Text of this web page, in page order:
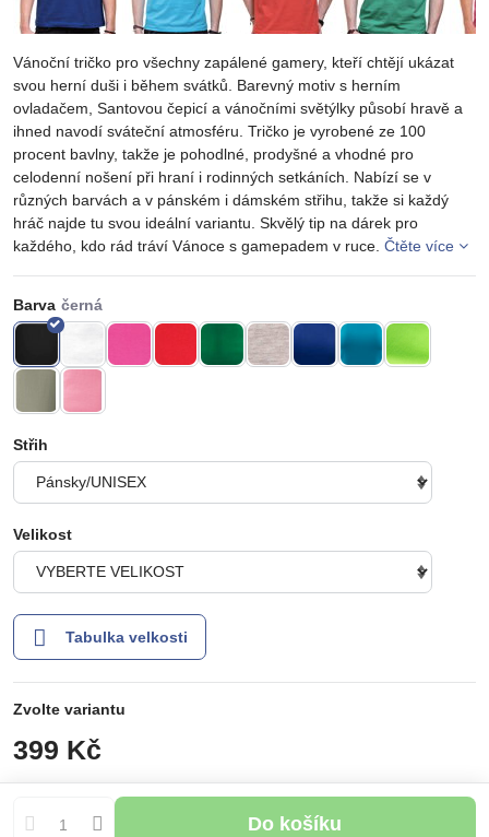
Vánoční tričko pro všechny zapálené gamery, kteří chtějí ukázat
svou herní duši i během svátků. Barevný motiv s herním
ovladačem, Santovou čepicí a vánočními světýlky působí hravě a
ihned navodí sváteční atmosféru. Tričko je vyrobené ze 100
procent bavlny, takže je pohodlné, prodyšné a vhodné pro
celodenní nošení při hraní i rodinných setkáních. Nabízí se v
různých barvách a v pánském i dámském střihu, takže si každý
hráč najde tu svou ideální variantu. Skvělý tip na dárek pro
každého, kdo rád tráví Vánoce s gamepadem v ruce. Čtěte více
Barva
Střih
Velikost
Tabulka velkosti
Zvolte variantu
399 Kč
Do košíku